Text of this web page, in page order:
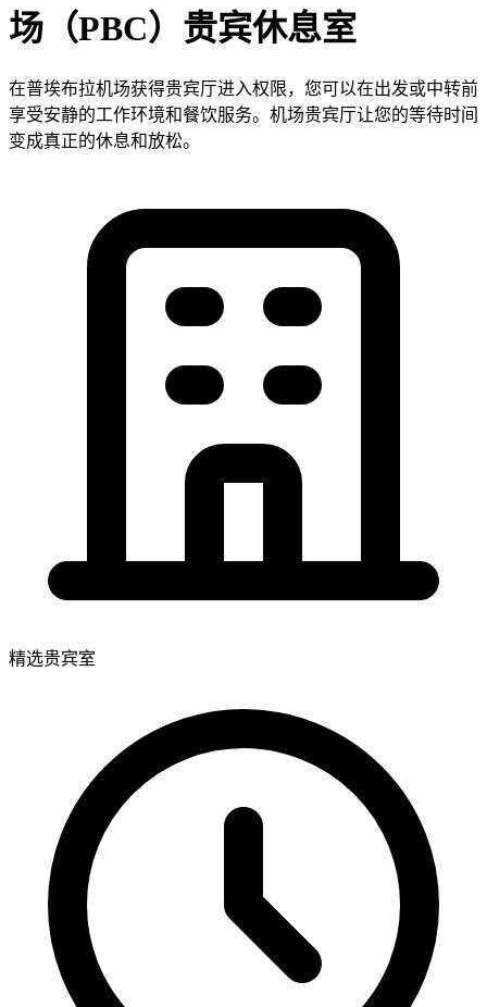
场（PBC）贵宾休息室
在普埃布拉机场获得贵宾厅进入权限，您可以在出发或中转前
享受安静的工作环境和餐饮服务。机场贵宾厅让您的等待时间
变成真正的休息和放松。
精选贵宾室